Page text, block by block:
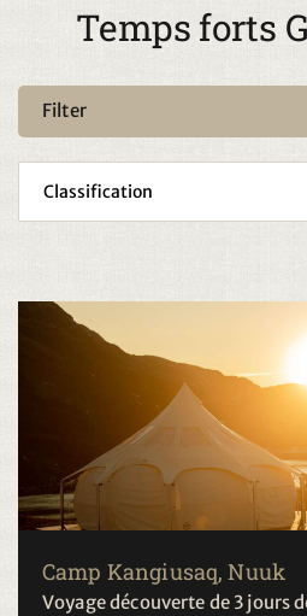
Temps forts
Filter
Camp Kangiusaq, Nuuk
Voyage découverte de 3 jours